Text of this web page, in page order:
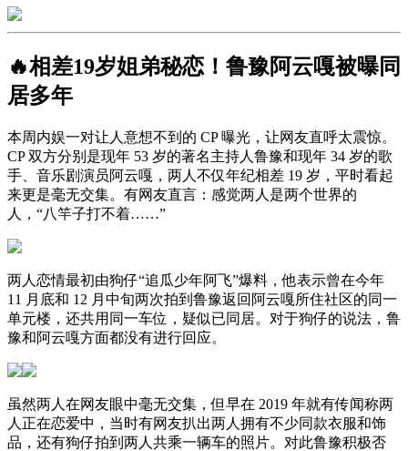
🔥相差19岁姐弟秘恋！鲁豫阿云嘎被曝同
居多年
本周内娱一对让人意想不到的 CP 曝光，让网友直呼太震惊。
CP 双方分别是现年 53 岁的著名主持人鲁豫和现年 34 岁的歌
手、音乐剧演员阿云嘎，两人不仅年纪相差 19 岁，平时看起
来更是毫无交集。有网友直言：感觉两人是两个世界的
人，“八竿子打不着……”
两人恋情最初由狗仔“追瓜少年阿飞”爆料，他表示曾在今年
11 月底和 12 月中旬两次拍到鲁豫返回阿云嘎所住社区的同一
单元楼，还共用同一车位，疑似已同居。对于狗仔的说法，鲁
豫和阿云嘎方面都没有进行回应。
虽然两人在网友眼中毫无交集，但早在 2019 年就有传闻称两
人正在恋爱中，当时有网友扒出两人拥有不少同款衣服和饰
品，还有狗仔拍到两人共乘一辆车的照片。对此鲁豫积极否